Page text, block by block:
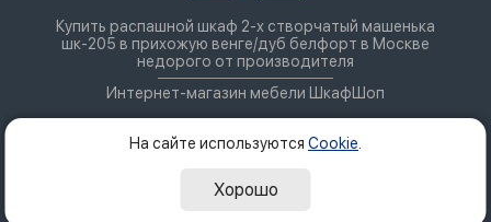
Купить распашной шкаф 2-х створчатый машенька
шк-205 в прихожую венге/дуб белфорт в Москве
недорого от производителя
Интернет-магазин мебели ШкафШоп
На сайте используются Cookie
Хорошо